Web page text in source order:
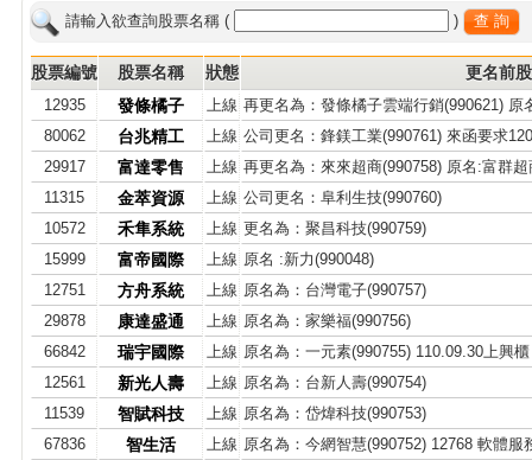
請輸入欲查詢股票名稱 ( )
股票編號 股票名稱 狀態 更名前
12935 發條橘子 上線 再更名為：發條橘子雲端行銷(990621) 原
80062
台兆精工 上線 公司更名：鋒鎂工業(990761) 來函要求
29917
富達零售 上線 再更名為：來來超商(990758) 原名:富群超
11315
金萃資源 上線 公司更名：阜利生技(990760)
10572
禾隼系統 上線 更名為：聚昌科技(990759)
15999
富帝國際 上線 原名 :新力(990048)
12751
方舟系統 上線 原名為：台灣電子(990757)
29878
康達盛通 上線 原名為：家樂福(990756)
66842
瑞宇國際 上線 原名為：一元素(990755) 110.09.30上興
12561
新光人壽 上線 原名為：台新人壽(990754)
11539
智賦科技 上線 原名為：岱煒科技(990753)
67836
智生活 上線 原名為：今網智慧(990752) 12768 軟體服